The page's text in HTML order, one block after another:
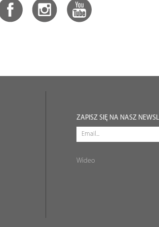
ZAPISZ SIĘ NA NASZ
Wideo